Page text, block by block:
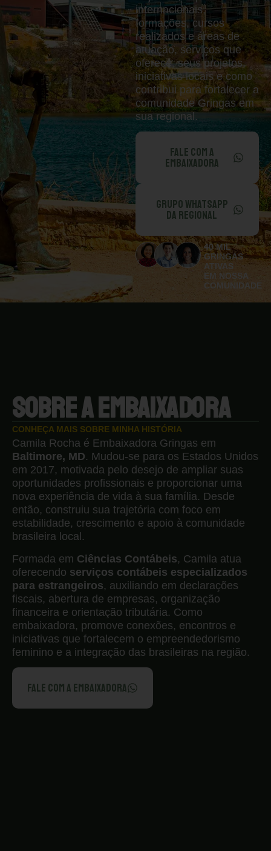
internacionais,
formações, cursos
realizados e áreas de
atuação, serviços que
oferece, seus projetos,
iniciativas locais e como
contribui para fortalecer a
comunidade Gringas em
sua regional.
FALE COM A
EMBAIXADORA
GRUPO WHATSAPP
DA REGIONAL
40 MIL
GRINGAS
ATIVAS
EM NOSSA
COMUNIDADE
SOBRE A EMBAIXADORA
CONHEÇA MAIS SOBRE MINHA HISTÓRIA
Camila Rocha é Embaixadora Gringas em
Baltimore, MD. Mudou-se para os Estados Unidos
em 2017, motivada pelo desejo de ampliar suas
oportunidades profissionais e proporcionar uma
nova experiência de vida à sua família. Desde
então, construiu sua trajetória com foco em
estabilidade, crescimento e apoio à comunidade
brasileira local.
Formada em Ciências Contábeis, Camila atua
oferecendo serviços contábeis especializados
para estrangeiros, auxiliando em declarações
fiscais, abertura de empresas, organização
financeira e orientação tributária. Como
embaixadora, promove conexões, encontros e
iniciativas que fortalecem o empreendedorismo
feminino e a integração das brasileiras na região.
FALE COM A EMBAIXADORA